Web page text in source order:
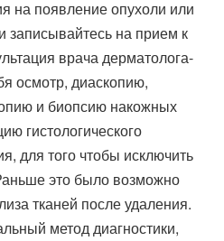
на появление опухоли или
записывайтесь на прием к
врача дерматолога-
осмотр, диаскопию,
и биопсию накожных
гистологического
для того чтобы исключить
это было возможно
тканей после удаления.
метод диагностики,